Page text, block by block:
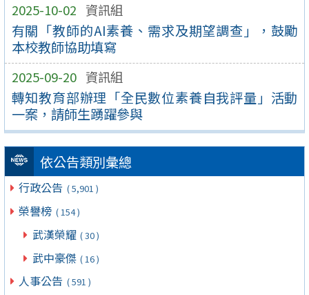
2025-10-02 資訊組
有關「教師的AI素養、需求及期望調查」，鼓勵
本校教師協助填寫
2025-09-20 資訊組
轉知教育部辦理「全民數位素養自我評量」活動
一案，請師生踴躍參與
依公告類別彙總
行政公告 ( 5,901 )
榮譽榜 ( 154 )
武漢榮耀 ( 30 )
武中豪傑 ( 16 )
人事公告 ( 591 )